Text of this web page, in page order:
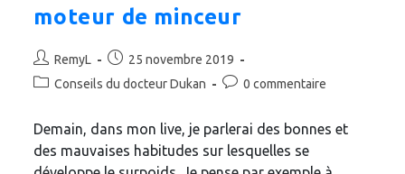
moteur de minceur
Auteur/autrice
de
RemyL
Publication
publiée :
25 novembre 2019
PostConseils du docteur Dukan
Commentaires
la
publication :
0 commentaire
Demain, dans mon live, je parlerai des bonnes et
des mauvaises habitudes sur lesquelles se